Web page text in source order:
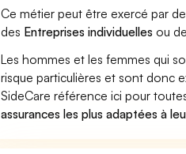
Ce métier peut être exercé par
des Entreprises individuelles ou
Les hommes et les femmes qui
risque particulières et sont donc
SideCare référence ici pour
assurances les plus adaptées à